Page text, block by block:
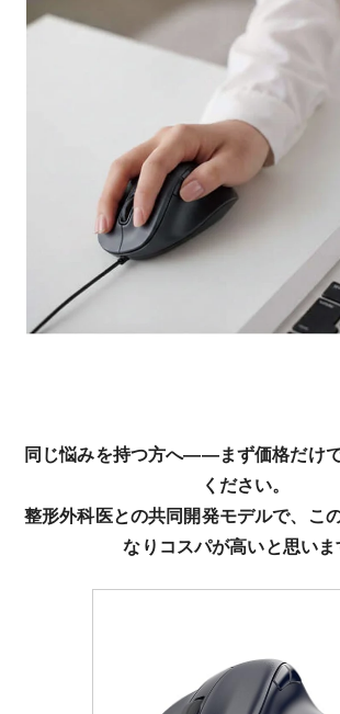
同じ悩みを持つ方へ——まず価格だけ
ください。
整形外科医との共同開発モデルで、こ
なりコスパが高いと思いま